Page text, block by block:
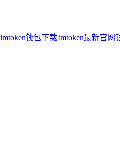
imtoken钱包下载|imtoken最新官网